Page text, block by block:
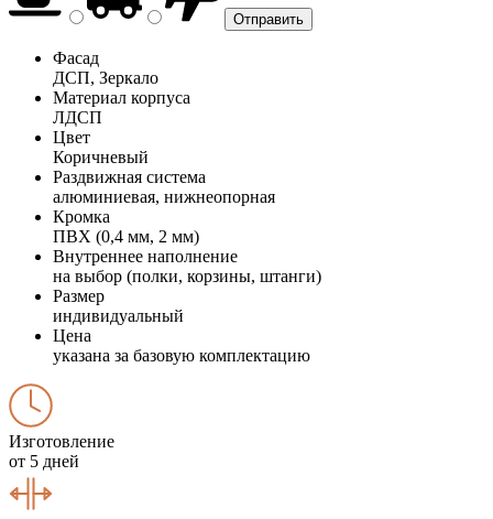
Фасад
ДСП, Зеркало
Материал корпуса
ЛДСП
Цвет
Коричневый
Раздвижная система
алюминиевая, нижнеопорная
Кромка
ПВХ (0,4 мм, 2 мм)
Внутреннее наполнение
на выбор (полки, корзины, штанги)
Размер
индивидуальный
Цена
указана за базовую комплектацию
Изготовление
от 5 дней